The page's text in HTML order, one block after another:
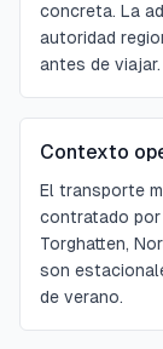
concreta. La
autoridad
antes de viajar.
Contexto
El transporte
contratado
Torghatten,
son
de verano.